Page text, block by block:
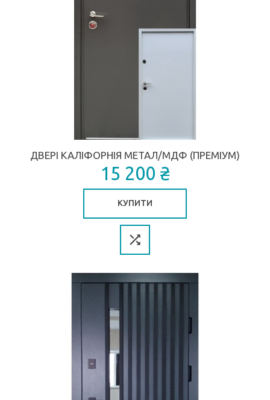
ДВЕРІ КАЛІФОРНІЯ МЕТАЛ/МДФ (ПРЕМІУМ)
15 200 ₴
КУПИТИ